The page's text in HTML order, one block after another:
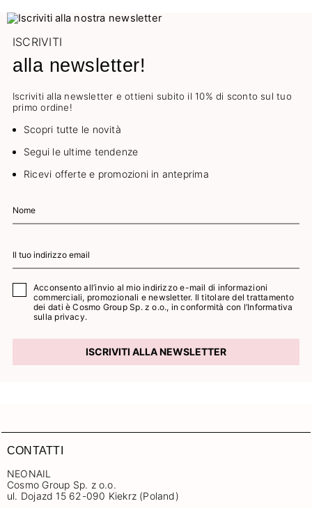
ISCRIVITI
alla newsletter!
Iscriviti alla newsletter e ottieni subito il 10% di sconto sul tuo
primo ordine!
Scopri tutte le novità
Segui le ultime tendenze
Ricevi offerte e promozioni in anteprima
Acconsento all’invio al mio indirizzo e-mail di informazioni
commerciali, promozionali e newsletter. Il titolare del trattamento
dei dati è Cosmo Group Sp. z o.o., in conformità con l’Informativa
sulla privacy.
ISCRIVITI ALLA NEWSLETTER
CONTATTI
NEONAIL
Cosmo Group Sp. z o.o.
ul. Dojazd 15 62-090 Kiekrz (Poland)